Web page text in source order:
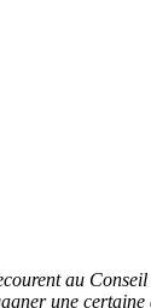
au
une